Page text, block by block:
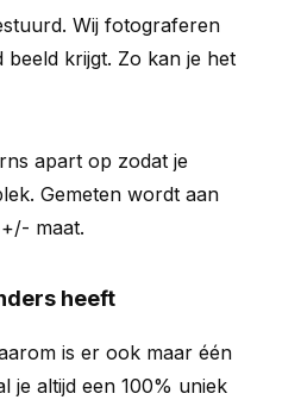
Wij fotograferen
krijgt. Zo kan je het
apart op zodat je
Gemeten wordt aan
maat.
heeft
is er ook maar één
je altijd een 100% uniek